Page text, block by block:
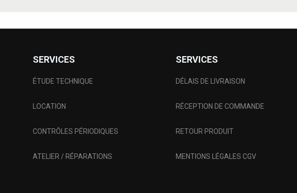
SERVICES
ÉTUDE TECHNIQUE
LOCATION
CONTRÔLES PÉRIODIQUES
ATELIER / RÉPARATIONS
SERVICES
DÉLAIS DE LIVRAISON
RÉCEPTION DE COMMANDE
RETOUR PRODUIT
MENTIONS LÉGALES CGV